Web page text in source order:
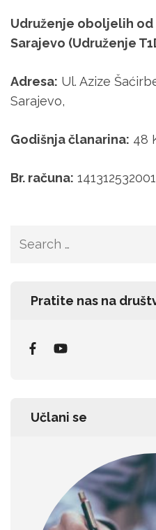
Udruženje oboljelih
Sarajevo (Udruženje
Adresa: Ul. Azize
Sarajevo,
Godišnja članarina: 48
Br. računa:
Search
Pratite nas na
Učlani se